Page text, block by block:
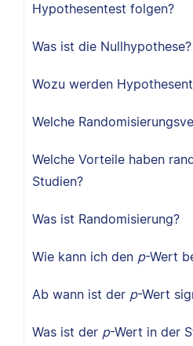
Hypothesentest folgen?
Was ist die Nullhypothese?
Wozu werden
Welche
Welche Vorteile haben
Studien?
Was ist Randomisierung?
Wie kann ich den p-Wert
Ab wann ist der p-Wert
Was ist der p-Wert in der